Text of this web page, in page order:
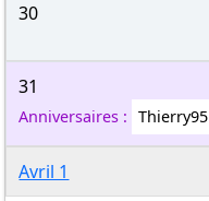
30
31
Anniversaires : Thierry95
Avril 1